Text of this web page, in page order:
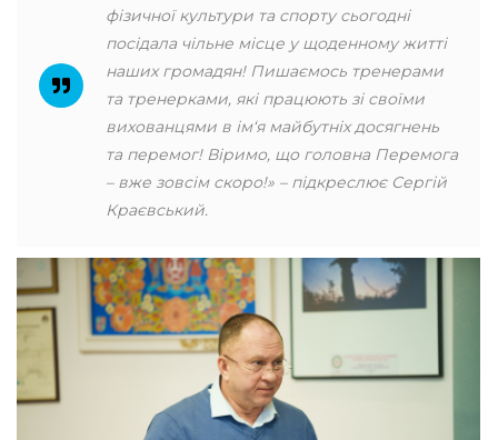
фізичної культури та спорту сьогодні
посідала чільне місце у щоденному житті
наших громадян! Пишаємось тренерами
та тренерками, які працюють зі своїми
вихованцями в ім‘я майбутніх досягнень
та перемог! Віримо, що головна Перемога
– вже зовсім скоро!» – підкреслює Сергій
Краєвський.